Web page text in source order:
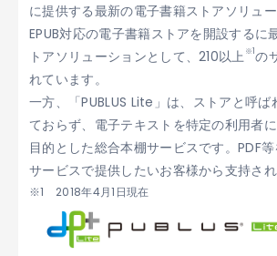
に提供する最新の電子書籍ストアソリュー
EPUB対応の電子書籍ストアを開設するに
トアソリューションとして、210以上※1の
れています。
一方、「PUBLUS Lite」は、ストアと呼ば
ておらず、電子テキストを特定の利用者
目的とした総合本棚サービスです。PDF
サービスで提供したいお客様から支持され
※1 2018年4月1日現在